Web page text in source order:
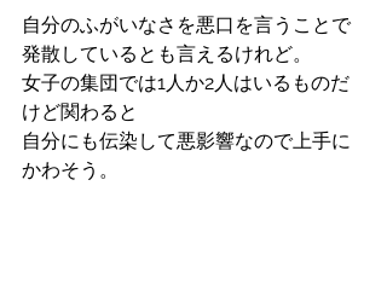
自分のふがいなさを悪口を言うことで
発散しているとも言えるけれど。
女子の集団では1人か2人はいるものだ
けど関わると
自分にも伝染して悪影響なので上手に
かわそう。